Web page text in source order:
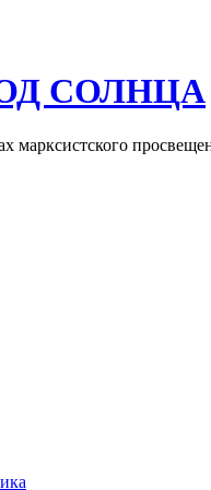
СОЛНЦА
марксистского